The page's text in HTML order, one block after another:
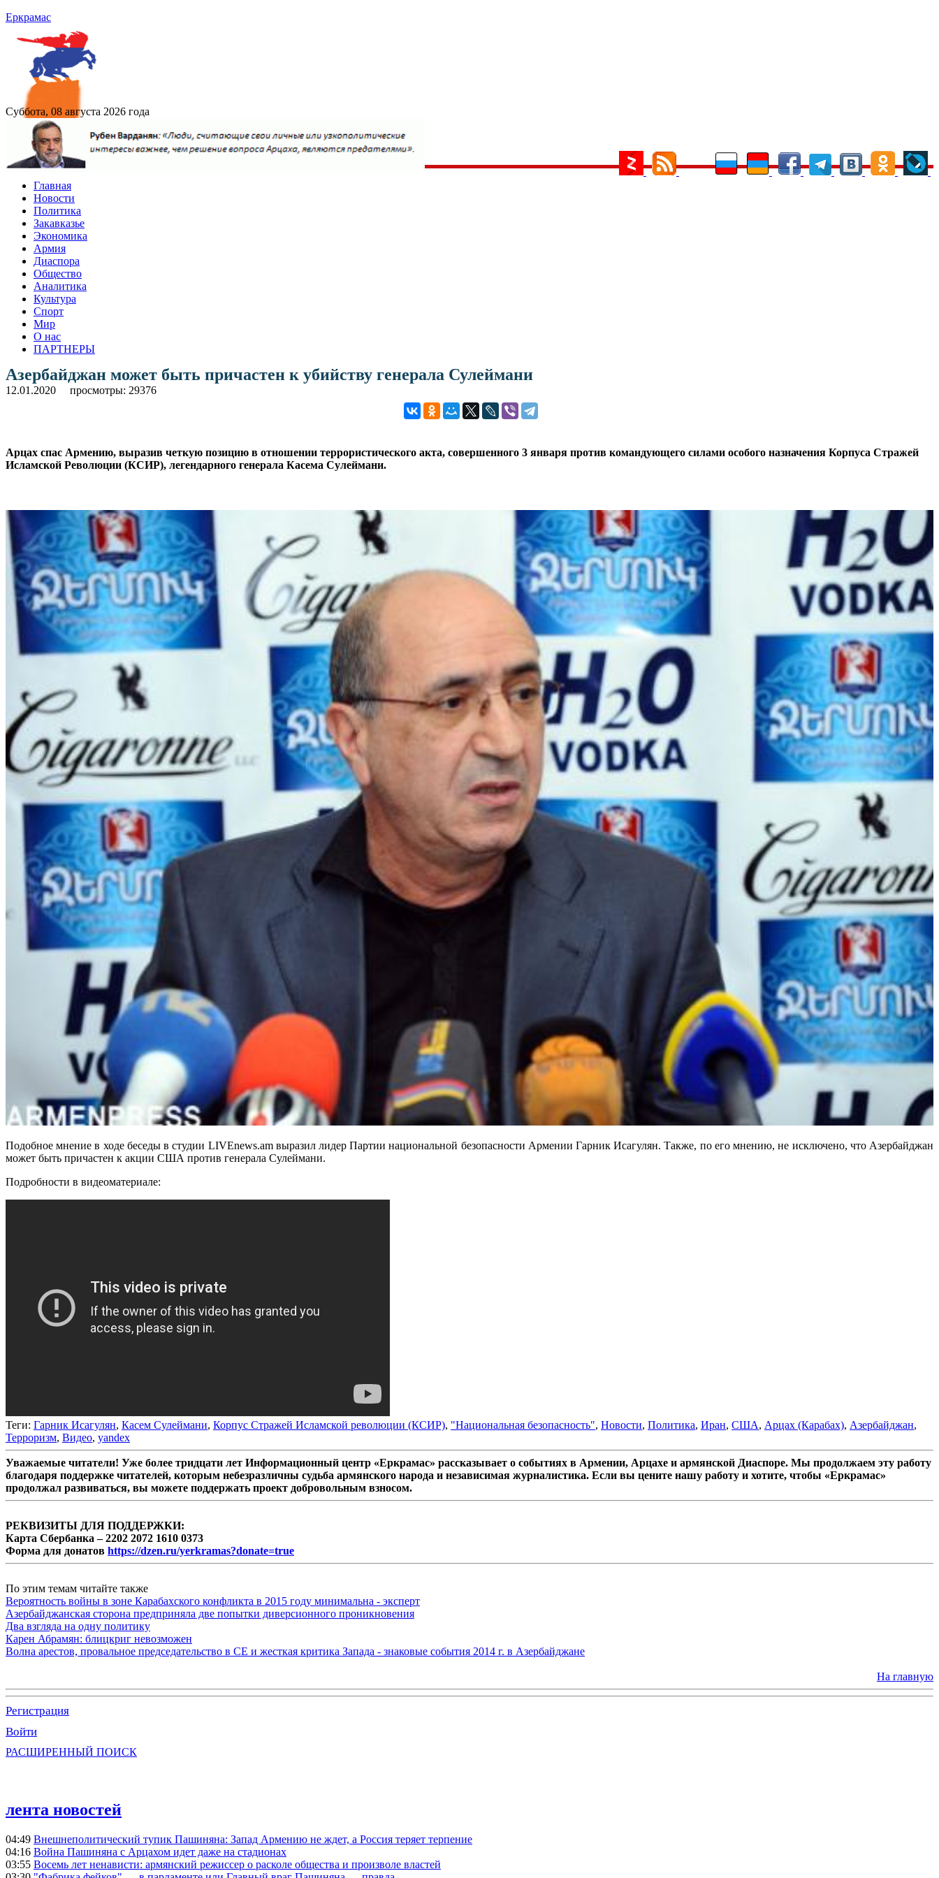
Еркрамас
Суббота, 08 августа 2026 года
Главная
Новости
Политика
Закавказье
Экономика
Армия
Диаспора
Общество
Аналитика
Культура
Спорт
Мир
О нас
ПАРТНЕРЫ
Азербайджан может быть причастен к убийству генерала Сулеймани
12.01.2020 просмотры: 29376
Арцах спас Армению, выразив четкую позицию в отношении террористического акта, совершенного 3 января против командующего силами особого назначения Корпуса Стражей
Исламской Революции (КСИР), легендарного генерала Касема Сулеймани.
Подобное мнение в ходе беседы в студии LIVEnews.am выразил лидер Партии национальной безопасности Армении Гарник Исагулян. Также, по его мнению, не исключено, что Азербайджан
может быть причастен к акции США против генерала Сулеймани.
Подробности в видеоматериале:
Теги: Гарник Исагулян, Касем Сулеймани, Корпус Стражей Исламской революции (КСИР), "Национальная безопасность", Новости, Политика, Иран, США, Арцах (Карабах), Азербайджан,
Терроризм, Видео, yandex
Уважаемые читатели! Уже более тридцати лет Информационный центр «Еркрамас» рассказывает о событиях в Армении, Арцахе и армянской Диаспоре. Мы продолжаем эту работу
благодаря поддержке читателей, которым небезразличны судьба армянского народа и независимая журналистика. Если вы цените нашу работу и хотите, чтобы «Еркрамас»
продолжал развиваться, вы можете поддержать проект добровольным взносом.
РЕКВИЗИТЫ ДЛЯ ПОДДЕРЖКИ:
Карта Сбербанка – 2202 2072 1610 0373
Форма для донатов https://dzen.ru/yerkramas?donate=true
По этим темам читайте также
Вероятность войны в зоне Карабахского конфликта в 2015 году минимальна - эксперт
Азербайджанская сторона предприняла две попытки диверсионного проникновения
Два взгляда на одну политику
Карен Абрамян: блицкриг невозможен
Волна арестов, провальное председательство в СЕ и жесткая критика Запада - знаковые события 2014 г. в Азербайджане
На главную
Регистрация
Войти
РАСШИРЕННЫЙ ПОИСК
лента новостей
04:49 Внешнеполитический тупик Пашиняна: Запад Армению не ждет, а Россия теряет терпение
04:16 Война Пашиняна с Арцахом идет даже на стадионах
03:55 Восемь лет ненависти: армянский режиссер о расколе общества и произволе властей